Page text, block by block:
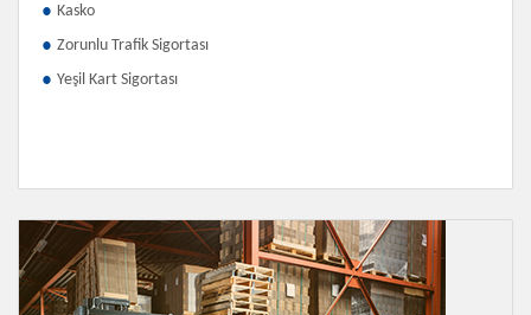
Kasko
Zorunlu Trafik Sigortası
Yeşil Kart Sigortası